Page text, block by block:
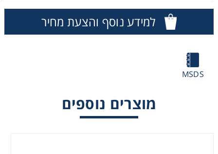
למידע נוסף והצעת מחיר
MSDS
מוצרים נוספים
Storage
Thermometry
Washing
Lab Essentials